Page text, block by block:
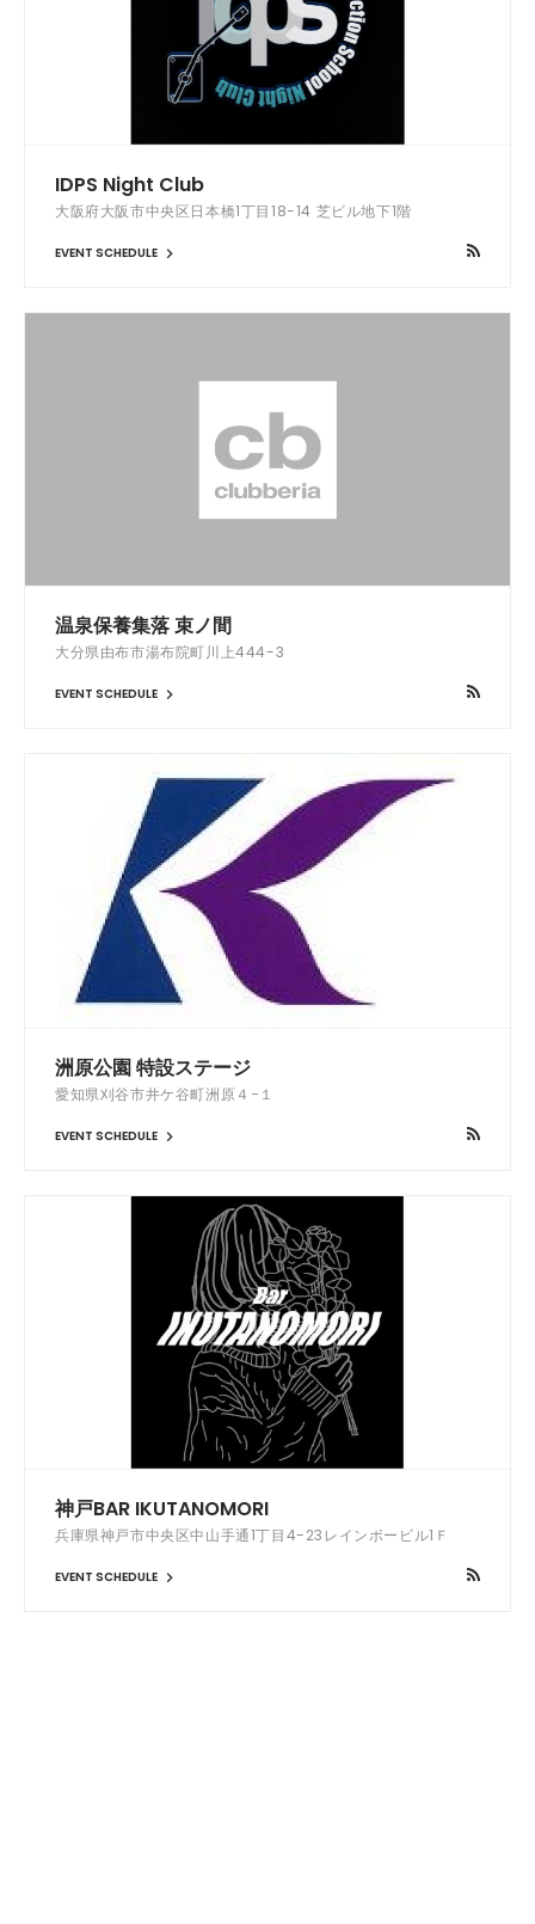
IDPS Night Club
大阪府大阪市中央区日本橋1丁目18-14 芝ビル地下1階
EVENT SCHEDULE
温泉保養集落 束ノ間
大分県由布市湯布院町川上444-3
EVENT SCHEDULE
洲原公園 特設ステージ
愛知県刈谷市井ケ谷町洲原４−１
EVENT SCHEDULE
神戸BAR IKUTANOMORI
兵庫県神戸市中央区中山手通1丁目4-23レインボービル1Ｆ
EVENT SCHEDULE